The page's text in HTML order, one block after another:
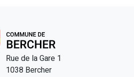
Rue de la Gare 1
1038 Bercher